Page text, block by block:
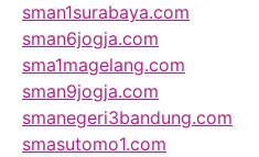
sman1surabaya.com
sman6jogja.com
sma1magelang.com
sman9jogja.com
smanegeri3bandung.com
smasutomo1.com